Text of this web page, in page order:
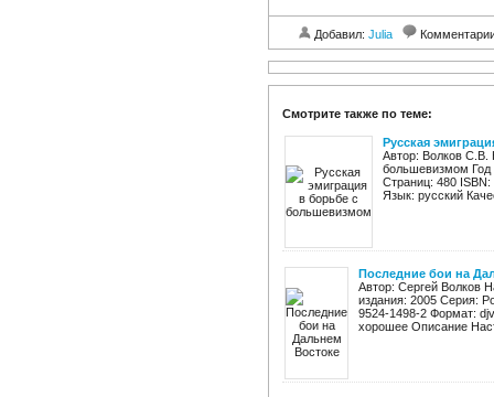
Добавил: Julia
Смотрите также по теме:
Русская
Автор: Волков С.В.
большевизмом Год
Страниц: 480
Язык: русский
Последние бои на
Автор: Сергей Волков
издания: 2005 Серия:
9524-1498-2 Формат:
хорошее Описание